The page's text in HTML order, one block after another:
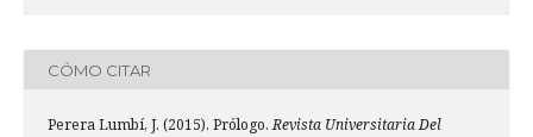
CÓMO CITAR
Perera Lumbí, J. (2015). Prólogo.Revista Universitaria Del